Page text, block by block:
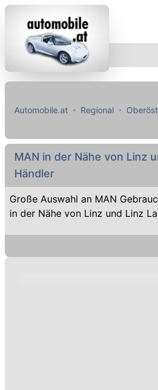
Automobile.at Regional
MAN in der Nähe von Linz
Händler
Große Auswahl an MAN
in der Nähe von Linz und Linz